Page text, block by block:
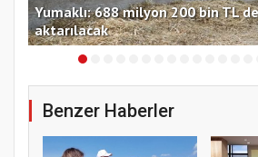
Yumaklı: 688 milyon 200 bin TL
aktarılacak
Benzer Haberler